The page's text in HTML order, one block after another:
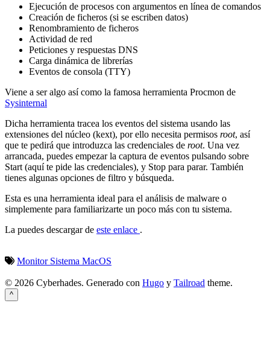
Ejecución de procesos con argumentos en línea de comandos
Creación de ficheros (si se escriben datos)
Renombramiento de ficheros
Actividad de red
Peticiones y respuestas DNS
Carga dinámica de librerías
Eventos de consola (TTY)
Viene a ser algo así como la famosa herramienta Procmon de
Sysinternal
Dicha herramienta tracea los eventos del sistema usando las
extensiones del núcleo (kext), por ello necesita permisos root, así
que te pedirá que introduzca las credenciales de root. Una vez
arrancada, puedes empezar la captura de eventos pulsando sobre
Start (aquí te pide las credenciales), y Stop para parar. También
tienes algunas opciones de filtro y búsqueda.
Esta es una herramienta ideal para el análisis de malware o
simplemente para familiarizarte un poco más con tu sistema.
La puedes descargar de este enlace .
Monitor Sistema MacOS
© 2026 Cyberhades. Generado con Hugo y Tailroad theme.
^